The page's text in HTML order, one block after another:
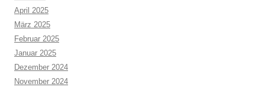
April 2025
März 2025
Februar 2025
Januar 2025
Dezember 2024
November 2024